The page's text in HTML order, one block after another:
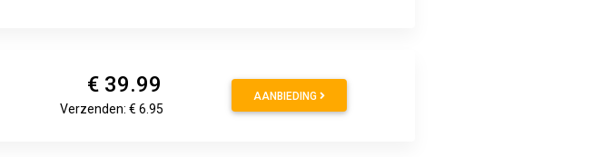
€ 39.99
Verzenden: € 6.95
AANBIEDING